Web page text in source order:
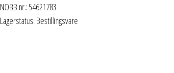
NOBB nr.: 54621783
Lagerstatus: Bestillingsvare